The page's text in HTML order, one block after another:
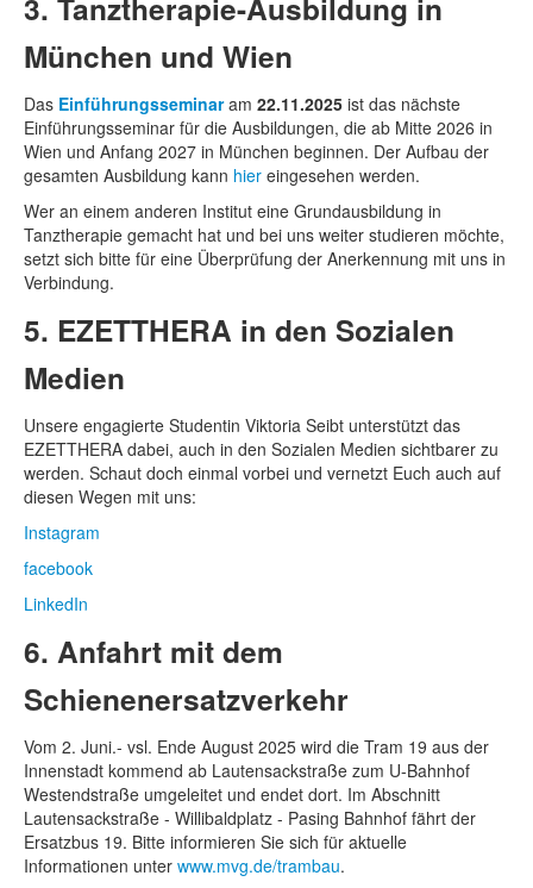
3. Tanztherapie-Ausbildung in
München und Wien
Das Einführungsseminar am 22.11.2025 ist das nächste
Einführungsseminar für die Ausbildungen, die ab Mitte 2026 in
Wien und Anfang 2027 in München beginnen. Der Aufbau der
gesamten Ausbildung kann hier eingesehen werden.
Wer an einem anderen Institut eine Grundausbildung in
Tanztherapie gemacht hat und bei uns weiter studieren möchte,
setzt sich bitte für eine Überprüfung der Anerkennung mit uns in
Verbindung.
5. EZETTHERA in den Sozialen
Medien
Unsere engagierte Studentin Viktoria Seibt unterstützt das
EZETTHERA dabei, auch in den Sozialen Medien sichtbarer zu
werden. Schaut doch einmal vorbei und vernetzt Euch auch auf
diesen Wegen mit uns:
Instagram
facebook
LinkedIn
6. Anfahrt mit dem
Schienenersatzverkehr
Vom 2. Juni.- vsl. Ende August 2025 wird die Tram 19 aus der
Innenstadt kommend ab Lautensackstraße zum U-Bahnhof
Westendstraße umgeleitet und endet dort. Im Abschnitt
Lautensackstraße - Willibaldplatz - Pasing Bahnhof fährt der
Ersatzbus 19. Bitte informieren Sie sich für aktuelle
Informationen unter www.mvg.de/trambau.